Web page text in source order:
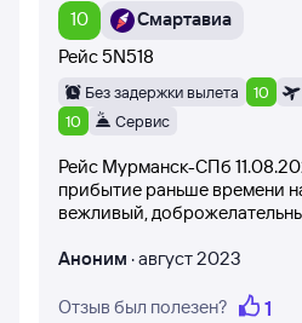
отзывы пользователей Туту. Отзывы могут
определиться с выбором
сформировать правильные
10
Смартавиа
Рейс5N518
Без задержки вылета 10
10
Сервис
Рейс Мурманск-СПб
прибытие раньше времени
вежливый,
Аноним ·август 2023
Отзыв был полезен? 1